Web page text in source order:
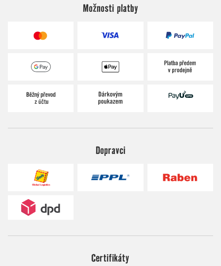
Možnosti platby
Dopravci
Certifikáty